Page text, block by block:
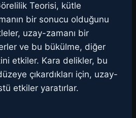
Teorisi, kütle
bir sonucu olduğunu
uzay-zamanı bir
ve bu bükülme, diğer
etkiler. Kara delikler, bu
çıkardıkları için, uzay-
etkiler yaratırlar.